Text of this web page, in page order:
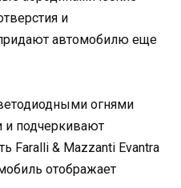
и
автомобилю еще
огнями
и подчеркивают
Faralli & Mazzanti Evantra
отображает